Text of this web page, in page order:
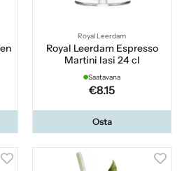
Royal Leerdam
Royal Leerdam Espresso
Martini lasi 24 cl
Saatavana
€8.15
Osta